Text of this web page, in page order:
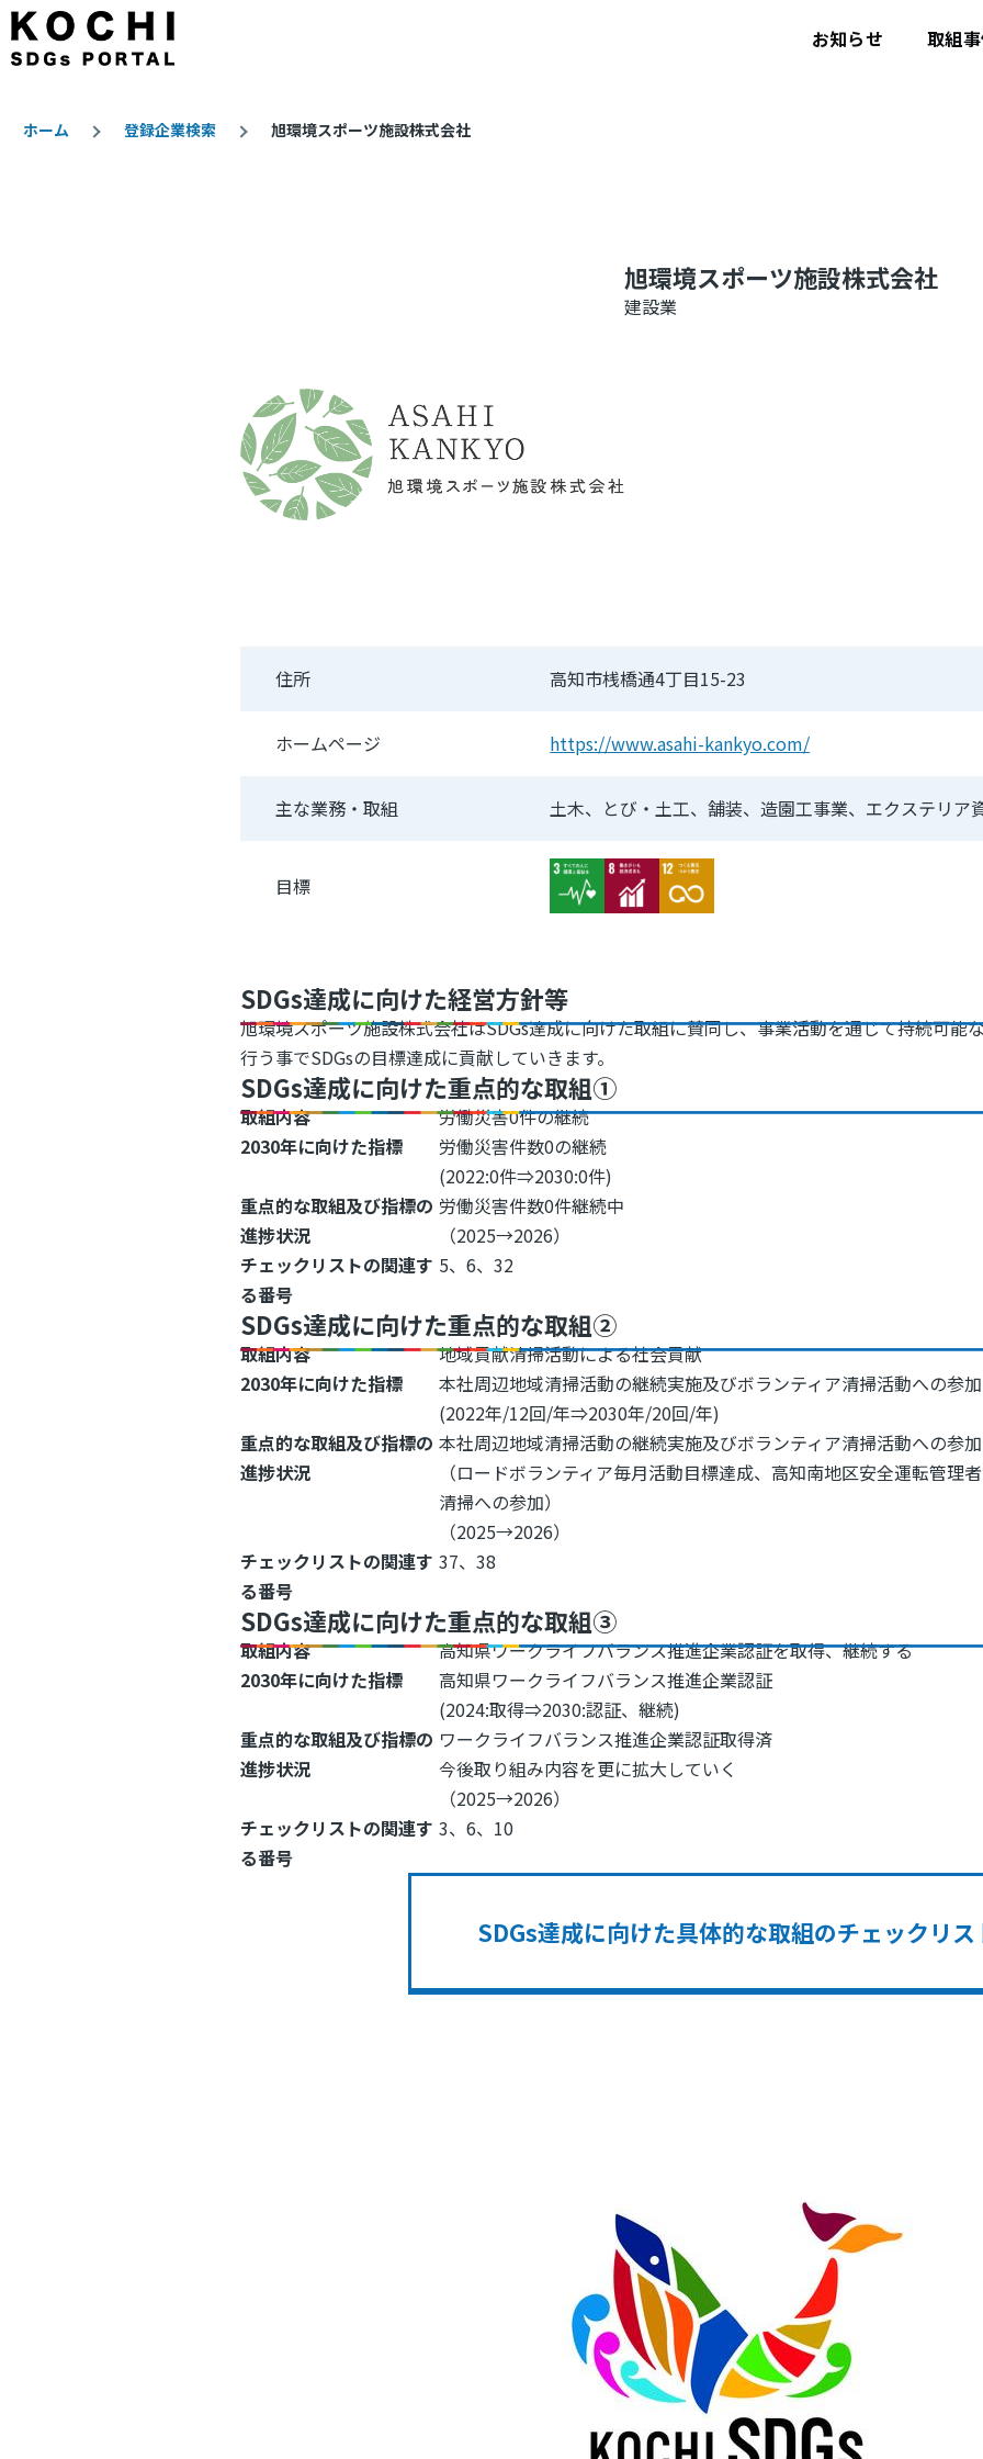
メインコンテンツに移動
お知らせ 取組
ホーム 登録企業検索 旭環境スポーツ施設株式会社
旭環境スポーツ施設株式会社
建設業
住所 高知市桟橋通4丁目15-23
ホームページ https://www.asahi-kankyo.com/
主な業務・取組 土木、とび・土工、舗装、造園工事業、エクステリア
目標 Image Image Image
SDGs達成に向けた経営方針等
旭環境スポーツ施設株式会社はSDGs達成に向けた取組に賛同し、事業活動を通じて持続可能
行う事でSDGsの目標達成に貢献していきます。
SDGs達成に向けた重点的な取組①
取組内容
労働災害0件の継続
2030年に向けた指標
労働災害件数0の継続
(2022:0件⇒2030:0件)
重点的な取組及び指標の
進捗状況
労働災害件数0件継続中
（2025→2026）
チェックリストの関連す
る番号
5、6、32
SDGs達成に向けた重点的な取組②
取組内容
地域貢献清掃活動による社会貢献
2030年に向けた指標
本社周辺地域清掃活動の継続実施及びボランティア清掃活動への参加
(2022年/12回/年⇒2030年/20回/年)
重点的な取組及び指標の
進捗状況
本社周辺地域清掃活動の継続実施及びボランティア清掃活動への
（ロードボランティア毎月活動目標達成、高知南地区安全運転管理
清掃への参加）
（2025→2026）
チェックリストの関連す
る番号
37、38
SDGs達成に向けた重点的な取組③
取組内容
高知県ワークライフバランス推進企業認証を取得、継続する
2030年に向けた指標
高知県ワークライフバランス推進企業認証
(2024:取得⇒2030:認証、継続)
重点的な取組及び指標の
進捗状況
ワークライフバランス推進企業認証取得済
今後取り組み内容を更に拡大していく
（2025→2026）
チェックリストの関連す
る番号
3、6、10
SDGs達成に向けた具体的な取組のチェックリス